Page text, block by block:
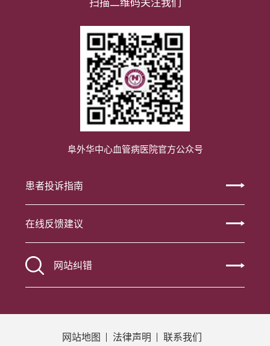
扫描二维码关注我们
阜外华中心血管病医院官方公众号
患者投诉指南
在线反馈建议
网站纠错
网站地图 法律声明 联系我们